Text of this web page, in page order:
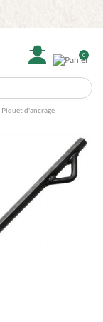
0
Piquet d'ancrage